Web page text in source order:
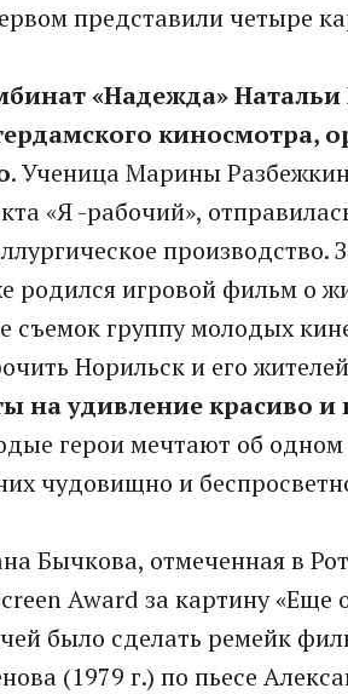
представили четыре
«Надежда»
киносмотра,
. Ученица Марины
«Я -рабочий»,
производство.
родился игровой фильм о
съемок группу молодых
Норильск и его
на удивление красиво
герои мечтают об одном
чудовищно и
Бычкова, отмеченная в
Award за картину «Еще
было сделать ремейк
(1979 г.) по пьесе